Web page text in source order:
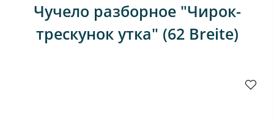
Чучело разборное "Чирок-
трескунок утка" (62 Breite)